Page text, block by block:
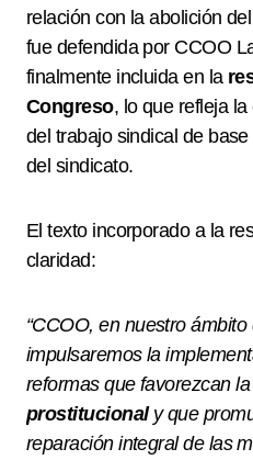
relación con la abolición
fue defendida por CCOO
finalmente incluida en la
Congreso, lo que refleja
del trabajo sindical de
del sindicato.
El texto incorporado a la
claridad:
“CCOO, en nuestro ámbito
impulsaremos la
reformas que favorezcan
prostitucionaly que
reparación integral de las